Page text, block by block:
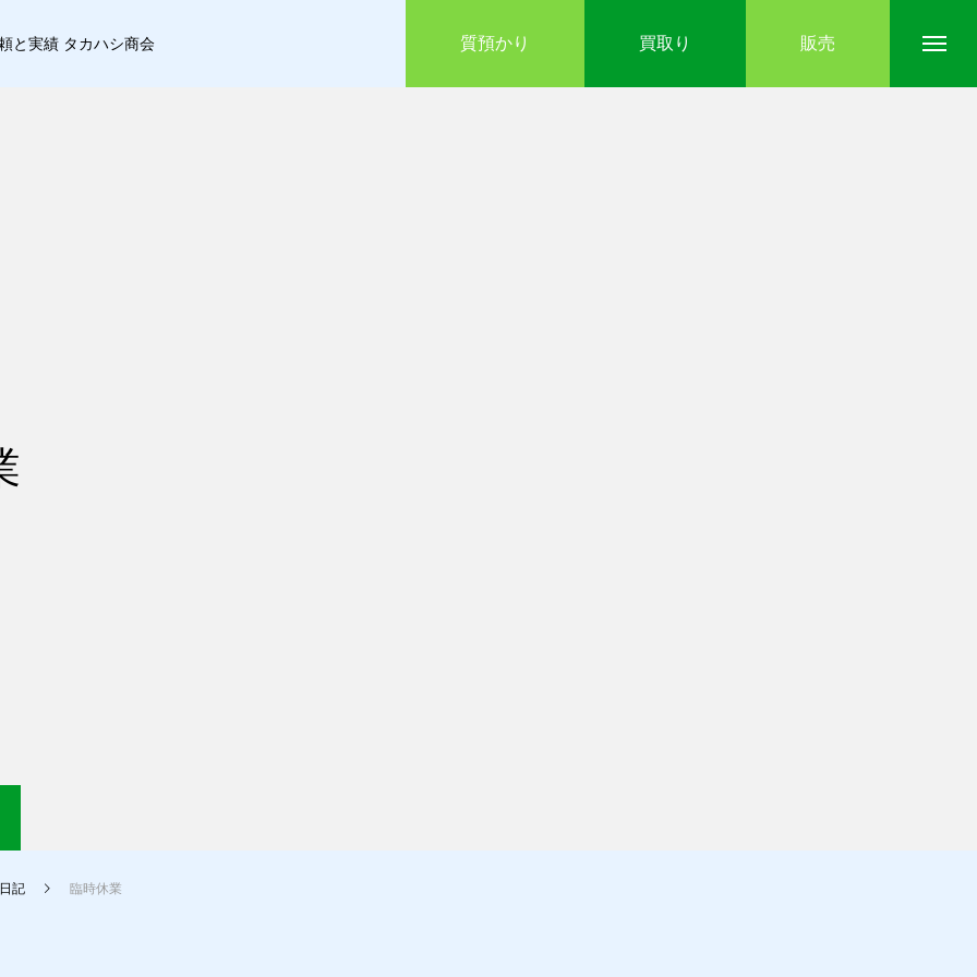
と実績 タカハシ商会 質預かり 買取り 販売
記 臨時休業